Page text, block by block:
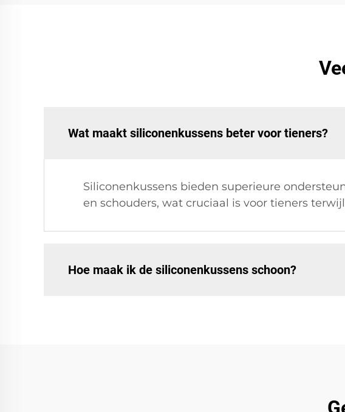
Wat maakt siliconenkussens beter voor tieners?
Siliconenkussens bieden superieure
en schouders, wat cruciaal is voor tieners
Hoe maak ik de siliconenkussens schoon?